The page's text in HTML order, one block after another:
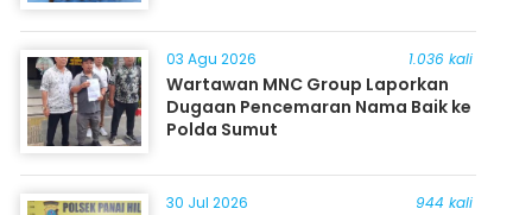
03 Agu 2026 1.036 kali
Wartawan MNC Group Laporkan
Dugaan Pencemaran Nama Baik ke
Polda Sumut
30 Jul 2026 944 kali